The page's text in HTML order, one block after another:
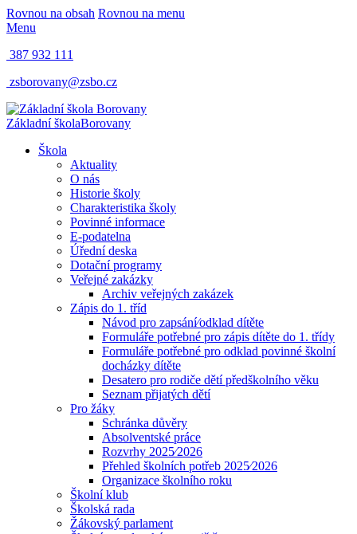
Rovnou na obsah Rovnou na menu
Menu
387 932 111
zsborovany@zsbo.cz
Základní školaBorovany
Škola
Aktuality
O nás
Historie školy
Charakteristika školy
Povinné informace
E-podatelna
Úřední deska
Dotační programy
Veřejné zakázky
Archiv veřejných zakázek
Zápis do 1. tříd
Návod pro zapsání⁄odklad dítěte
Formuláře potřebné pro zápis dítěte do 1. třídy
Formuláře potřebné pro odklad povinné školní
docházky dítěte
Desatero pro rodiče dětí předškolního věku
Seznam přijatých dětí
Pro žáky
Schránka důvěry
Absolventské práce
Rozvrhy 2025⁄2026
Přehled školních potřeb 2025⁄2026
Organizace školního roku
Školní klub
Školská rada
Žákovský parlament